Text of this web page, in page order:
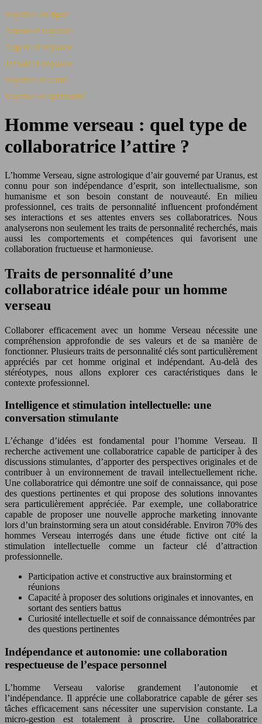
Voyance en ligne
Amour et voyance
Argent et voyance
Travail et voyance
Voyance et santé
Voyance et spiritualité
Homme verseau : quel type de
collaboratrice l’attire ?
L’homme Verseau, signe astrologique d’air gouverné par Uranus, est
connu pour son indépendance d’esprit, son intellectualisme, son
humanisme et son besoin constant de nouveauté. En milieu
professionnel, ces traits de personnalité influencent profondément
ses interactions et ses attentes envers ses collaboratrices. Nous
analyserons non seulement les traits de personnalité recherchés, mais
aussi les comportements et compétences qui favorisent une
collaboration fructueuse et harmonieuse.
Traits de personnalité d’une
collaboratrice idéale pour un homme
verseau
Collaborer efficacement avec un homme Verseau nécessite une
compréhension approfondie de ses valeurs et de sa manière de
fonctionner. Plusieurs traits de personnalité clés sont particulièrement
appréciés par cet homme original et indépendant. Au-delà des
stéréotypes, nous allons explorer ces caractéristiques dans le
contexte professionnel.
Intelligence et stimulation intellectuelle: une
conversation stimulante
L’échange d’idées est fondamental pour l’homme Verseau. Il
recherche activement une collaboratrice capable de participer à des
discussions stimulantes, d’apporter des perspectives originales et de
contribuer à un environnement de travail intellectuellement riche.
Une collaboratrice qui démontre une soif de connaissance, qui pose
des questions pertinentes et qui propose des solutions innovantes
sera particulièrement appréciée. Par exemple, une collaboratrice
capable de proposer une nouvelle approche marketing innovante
lors d’un brainstorming sera un atout considérable. Environ 70% des
hommes Verseau interrogés dans une étude fictive ont cité la
stimulation intellectuelle comme un facteur clé d’attraction
professionnelle.
Participation active et constructive aux brainstorming et
réunions
Capacité à proposer des solutions originales et innovantes, en
sortant des sentiers battus
Curiosité intellectuelle et soif de connaissance démontrées par
des questions pertinentes
Indépendance et autonomie: une collaboration
respectueuse de l’espace personnel
L’homme Verseau valorise grandement l’autonomie et
l’indépendance. Il apprécie une collaboratrice capable de gérer ses
tâches efficacement sans nécessiter une supervision constante. La
micro-gestion est totalement à proscrire. Une collaboratrice